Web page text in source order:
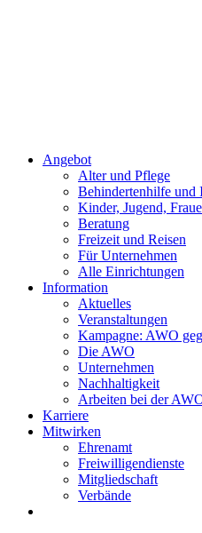
Angebot
Alter und Pflege
Behindertenhilfe und
Kinder, Jugend,
Beratung
Freizeit und Reisen
Für Unternehmen
Alle Einrichtungen
Information
Aktuelles
Veranstaltungen
Kampagne: AWO
Die AWO
Unternehmen
Nachhaltigkeit
Arbeiten bei der
Karriere
Mitwirken
Ehrenamt
Freiwilligendienste
Mitgliedschaft
Verbände